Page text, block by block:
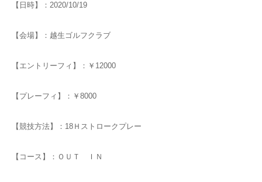
【日時】：2020/10/19
【会場】：越生ゴルフクラブ
【エントリーフィ】：￥12000
【プレーフィ】：￥8000
【競技方法】：18Ｈストロークプレー
【コース】：ＯＵＴ ＩＮ